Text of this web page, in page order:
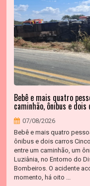
Bebê e mais quatro
caminhão, ônibus e
07/08/2026
Bebê e mais quatro
ônibus e dois carros
entre um caminhão, um
Luziânia, no Entorno do
Bombeiros. O acidente
momento, há oito ...